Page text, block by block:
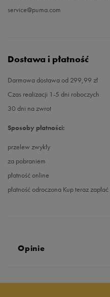
service@puma.com
Dostawa i płatność
Darmowa dostawa od 299,99 zł
Czas realizacji 1-5 dni roboczych
30 dni na zwrot
Sposoby płatności:
przelew zwykły
za pobraniem
płatność online
płatność odroczona Kup teraz
Opinie